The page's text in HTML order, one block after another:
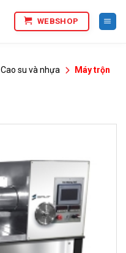
WEBSHOP
Cao su và nhựa
Máy trộn